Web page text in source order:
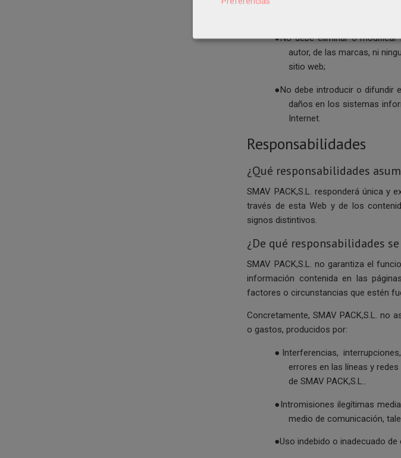
●No debe eliminar o modificar
autor, de las marcas, ni
sitio web;
●No debe introducir o difundir
daños en los sistemas
Internet.
Responsabilidades
¿Qué responsabilidades
SMAV PACK,S.L. responderá única
través de esta Web y de los
signos distintivos.
¿De qué responsabilidades se
SMAV PACK,S.L. no garantiza el
información contenida en las
factores o circunstancias que estén
Concretamente, SMAV PACK,S.L. no
o gastos, producidos por:
●Interferencias,
errores en las líneas y
de SMAV PACK,S.L..
●Intromisiones ilegítimas
medio de comunicación,
●Uso indebido o inadecuado de